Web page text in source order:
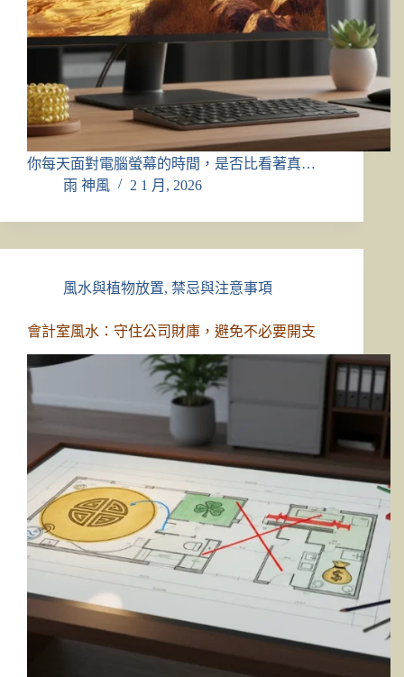
你每天面對電腦螢幕的時間，是否比看著真…
雨 神風
2 1 月, 2026
風水與植物放置, 禁忌與注意事項
會計室風水：守住公司財庫，避免不必要開支